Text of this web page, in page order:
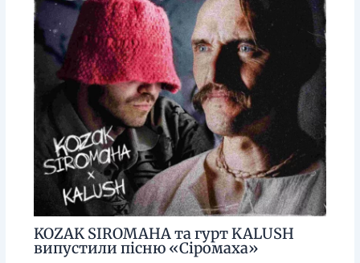
KOZAK SIROMAHA та гурт KALUSH
випустили пісню «Сіромаха»